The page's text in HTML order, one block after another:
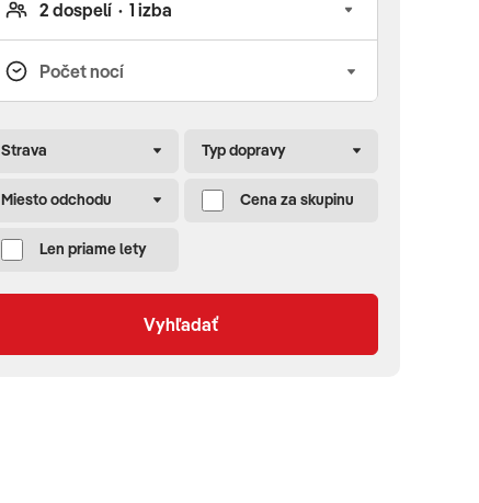
Strava Typ dopravy
Miesto odchodu Cena za skupinu
Len priame lety
Vyhľadať